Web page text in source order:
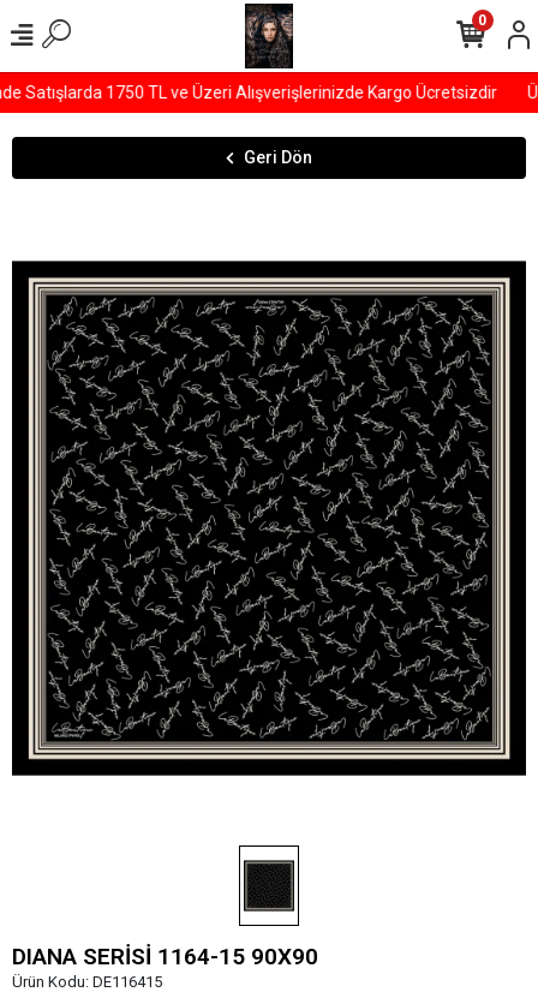
Satışlarda 1750 TL ve Üzeri Alışverişlerinizde Kargo Ücretsizdir
0
Geri Dön
DIANA SERİSİ 1164-15 90X90
Ürün Kodu: DE116415